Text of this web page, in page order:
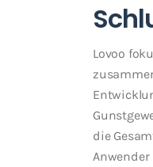
Lovoo
die